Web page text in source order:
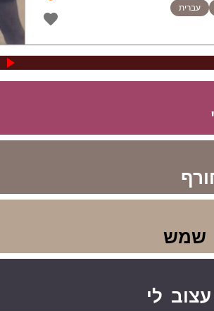
עברית
שמש
עצוב לי